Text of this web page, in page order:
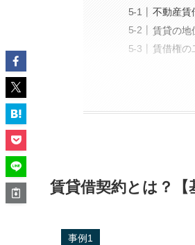
不動産賃
賃貸の地
賃借権の
賃貸借契約とは？【
事例1